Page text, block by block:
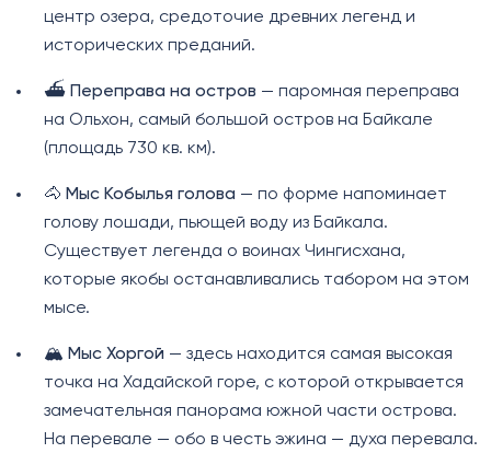
центр озера, средоточие древних легенд и
исторических преданий.
⛴️ Переправа на остров — паромная переправа
на Ольхон, самый большой остров на Байкале
(площадь 730 кв. км).
🐴 Мыс Кобылья голова — по форме напоминает
голову лошади, пьющей воду из Байкала.
Существует легенда о воинах Чингисхана,
которые якобы останавливались табором на этом
мысе.
🏔️ Мыс Хоргой — здесь находится самая высокая
точка на Хадайской горе, с которой открывается
замечательная панорама южной части острова.
На перевале — обо в честь эжина — духа перевала.